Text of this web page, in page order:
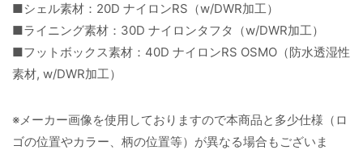
■シェル素材：20D ナイロンRS（w/DWR加工）
■ライニング素材：30D ナイロンタフタ（w/DWR加工）
■フットボックス素材：40D ナイロンRS OSMO（防水透湿性
素材, w/DWR加工）
※メーカー画像を使用しておりますので本商品と多少仕様（ロ
ゴの位置やカラー、柄の位置等）が異なる場合もございま